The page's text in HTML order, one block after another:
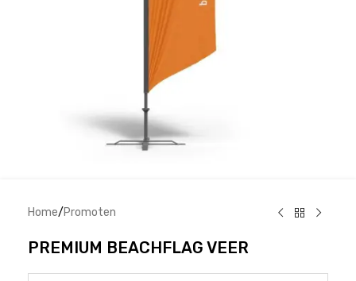
Home/Promoten
PREMIUM BEACHFLAG VEER